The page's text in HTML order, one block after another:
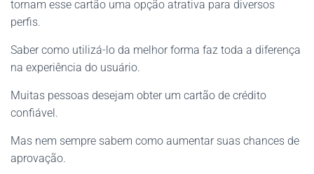
tornam esse cartão uma opção atrativa para diversos
perfis.
Saber como utilizá-lo da melhor forma faz toda a diferença
na experiência do usuário.
Muitas pessoas desejam obter um cartão de crédito
confiável.
Mas nem sempre sabem como aumentar suas chances de
aprovação.